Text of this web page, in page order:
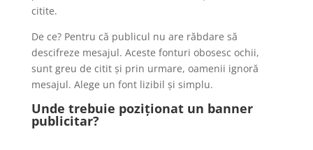
citite.
De ce? Pentru că publicul nu are răbdare să
descifreze mesajul. Aceste fonturi obosesc ochii,
sunt greu de citit și prin urmare, oamenii ignoră
mesajul. Alege un font lizibil și simplu.
Unde trebuie poziționat un banner
publicitar?